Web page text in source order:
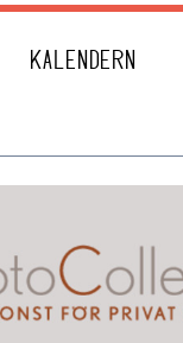
KALENDERN